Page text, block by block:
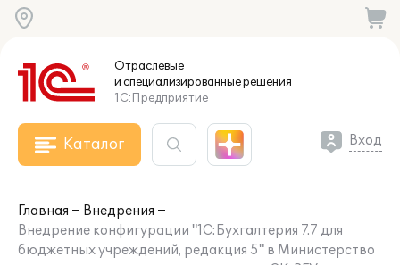
Отраслевые
и специализированныерешения
1С:Предприятие
Каталог Вход
Главная
Внедрения
Внедрение конфигурации "1С:Бухгалтерия 7.7 для
бюджетных учреждений, редакция 5" в Министерство